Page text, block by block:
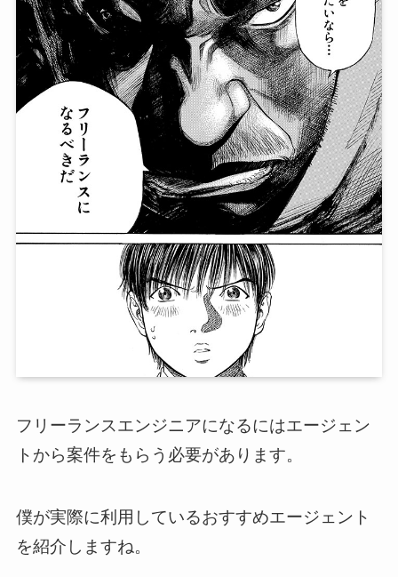
フリーランスエンジニアになるにはエージェン
トから案件をもらう必要があります。
僕が実際に利用しているおすすめエージェント
を紹介しますね。